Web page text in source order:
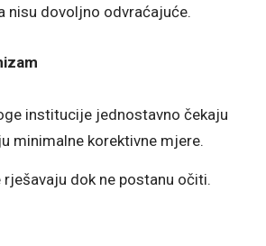
nisu dovoljno odvraćajuće.
institucije jednostavno čekaju
minimalne korektivne mjere.
dok ne postanu očiti.